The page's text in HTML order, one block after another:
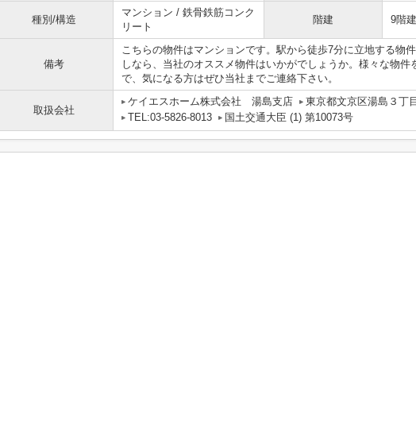
種別/構造
マンション / 鉄骨鉄筋コンク
リート
階建 9階建
備考
こちらの物件はマンションです。駅から徒歩7分に立地する物
しなら、当社のオススメ物件はいかがでしょうか。様々な物件
で、気になる方はぜひ当社までご連絡下さい。
取扱会社
ケイエスホーム株式会社 湯島支店
東京都文京区湯島３丁
TEL:03-5826-8013
国土交通大臣 (1) 第10073号